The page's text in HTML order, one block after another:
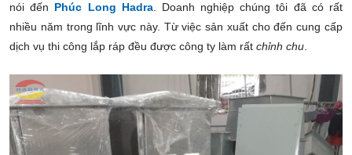
nói đến Phúc Long Hadra. Doanh nghiệp chúng tôi đã có rất
nhiều năm trong lĩnh vực này. Từ việc sản xuất cho đến cung cấp
dịch vụ thi công lắp ráp đều được công ty làm rất chỉnh chu.